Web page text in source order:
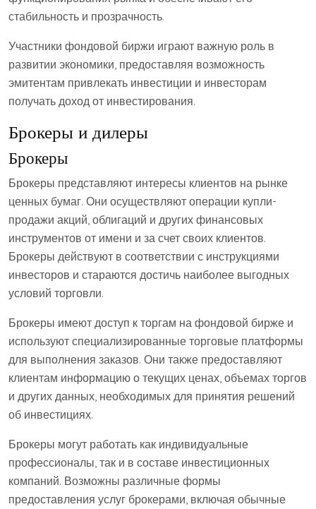
стабильность и прозрачность.
Участники фондовой биржи играют важную роль в
развитии экономики, предоставляя возможность
эмитентам привлекать инвестиции и инвесторам
получать доход от инвестирования.
Брокеры и дилеры
Брокеры
Брокеры представляют интересы клиентов на рынке
ценных бумаг. Они осуществляют операции купли-
продажи акций, облигаций и других финансовых
инструментов от имени и за счет своих клиентов.
Брокеры действуют в соответствии с инструкциями
инвесторов и стараются достичь наиболее выгодных
условий торговли.
Брокеры имеют доступ к торгам на фондовой бирже и
используют специализированные торговые платформы
для выполнения заказов. Они также предоставляют
клиентам информацию о текущих ценах, объемах торгов
и других данных, необходимых для принятия решений
об инвестициях.
Брокеры могут работать как индивидуальные
профессионалы, так и в составе инвестиционных
компаний. Возможны различные формы
предоставления услуг брокерами, включая обычные